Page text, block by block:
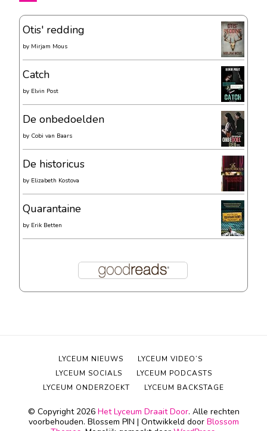
Otis' redding
by Mirjam Mous
Catch
by Elvin Post
De onbedoelden
by Cobi van Baars
De historicus
by Elizabeth Kostova
Quarantaine
by Erik Betten
© Copyright 2026 Het Lyceum Draait Door. Alle rechten
voorbehouden. Blossem PIN | Ontwikkeld door Blossom
LYCEUM NIEUWS
LYCEUM VIDEO’S
LYCEUM SOCIALS
LYCEUM PODCASTS
LYCEUM ONDERZOEKT
LYCEUM BACKSTAGE